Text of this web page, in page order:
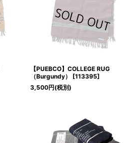
【PUEBCO】COLLEGE RUG
（Burgundy） [113395]
3,500円(税別)